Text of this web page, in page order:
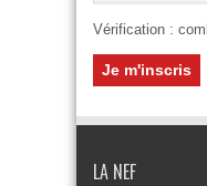
Vérification :
LA NEF